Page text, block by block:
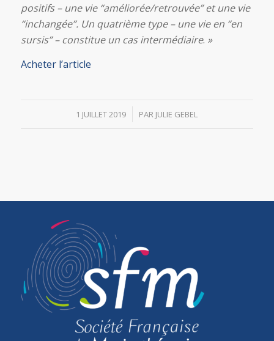
positifs – une vie “améliorée/retrouvée” et une vie
“inchangée”. Un quatrième type – une vie en “en
sursis” – constitue un cas intermédiaire. »
Acheter l’article
1 JUILLET 2019
/ PAR JULIE GEBEL